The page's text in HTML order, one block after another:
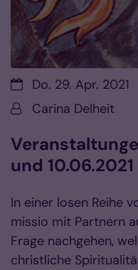
Datum:Do. 29. Apr. 2021
Von:Carina Delheit
und 10.06.2021
In einer losen Reihe
missio mit Partnern
Frage nachgehen,
christliche